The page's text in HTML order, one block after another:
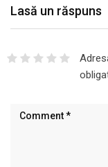
Lasă un răspuns